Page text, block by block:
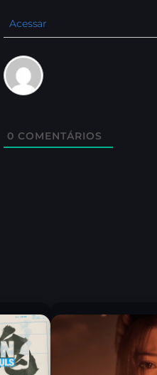
Acessar
0 COMENTÁRIOS